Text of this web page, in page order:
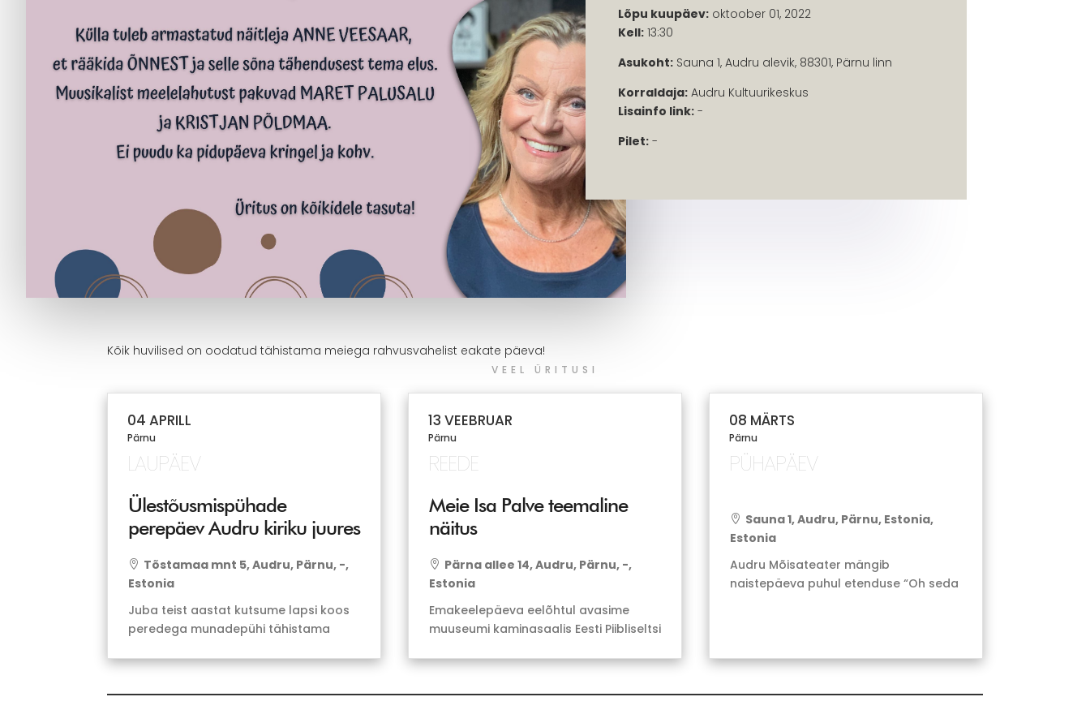
Lõpu kuupäev: oktoober 01, 2022
Kell: 13:30
Asukoht: Sauna 1, Audru alevik, 88301, Pärnu linn
Korraldaja: Audru Kultuurikeskus
Lisainfo link: -
Pilet: -
Kõik huvilised on oodatud tähistama meiega rahvusvahelist eakate päeva!
VEEL ÜRITUSI
04 APRILL
Pärnu
LAUPÄEV
Ülestõusmispühade
perepäev Audru kiriku juures
 Tõstamaa mnt 5, Audru, Pärnu, -,
Estonia
Juba teist aastat kutsume lapsi koos
peredega munadepühi tähistama
ootavad erinevad
13 VEEBRUAR
Pärnu
REEDE
Meie Isa Palve teemaline
näitus
 Pärna allee 14, Audru, Pärnu, -,
Estonia
Emakeelepäeva eelõhtul avasime
muuseumi kaminasaalis Eesti Piibliseltsi
teemalise näituse. Aitäh Eesti
08 MÄRTS
Pärnu
PÜHAPÄEV
 Sauna 1, Audru, Pärnu, Estonia,
Estonia
Audru Mõisateater mängib
naistepäeva puhul etenduse “Oh seda